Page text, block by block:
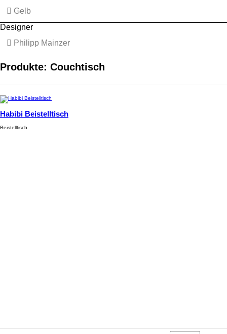
Gelb
Designer
Philipp Mainzer
Produkte: Couchtisch
Habibi Beistelltisch
Beistelltisch